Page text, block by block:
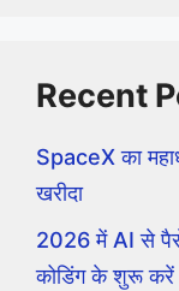
Recent
SpaceX का
खरीदा
2026 में AI से
कोडिंग के शुरू करें